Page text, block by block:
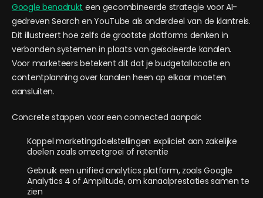
Google benadrukt een gecombineerde strategie voor AI-
gedreven Search en YouTube als onderdeel van de klantreis.
Dit illustreert hoe zelfs de grootste platforms denken in
verbonden systemen in plaats van geïsoleerde kanalen.
Voor marketeers betekent dit dat je budgetallocatie en
contentplanning over kanalen heen op elkaar moeten
aansluiten.
Concrete stappen voor een connected aanpak:
Koppel marketingdoelstellingen expliciet aan zakelijke
doelen zoals omzetgroei of retentie
Gebruik een unified analytics platform, zoals Google
Analytics 4 of Amplitude, om kanaalprestaties samen te
zien